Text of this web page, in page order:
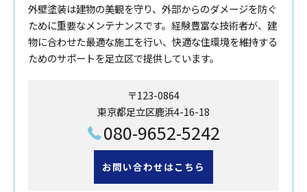
外壁塗装は建物の美観を守り、外部からのダメージを防ぐ
ために重要なメンテナンスです。経験豊富な技術者が、建
物に合わせた最適な施工を行い、快適な住環境を維持する
ためのサポートを足立区で提供しています。
〒123-0864
東京都足立区鹿浜4-16-18
080-9652-5242
お問い合わせはこちら